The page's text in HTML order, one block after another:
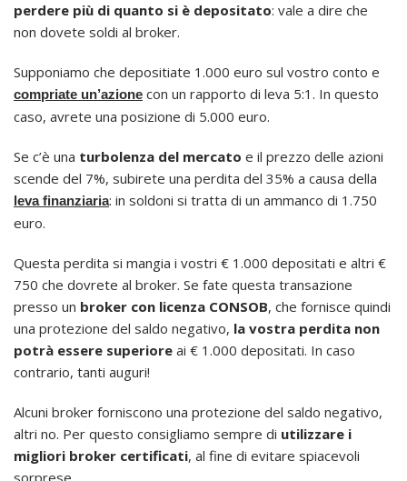
perdere più di quanto si è depositato: vale a dire che
non dovete soldi al broker.
Supponiamo che depositiate 1.000 euro sul vostro conto e
compriate un’azione con un rapporto di leva 5:1. In questo
caso, avrete una posizione di 5.000 euro.
Se c’è una turbolenza del mercato e il prezzo delle azioni
scende del 7%, subirete una perdita del 35% a causa della
leva finanziaria: in soldoni si tratta di un ammanco di 1.750
euro.
Questa perdita si mangia i vostri € 1.000 depositati e altri €
750 che dovrete al broker. Se fate questa transazione
presso un broker con licenza CONSOB, che fornisce quindi
una protezione del saldo negativo, la vostra perdita non
potrà essere superiore ai € 1.000 depositati. In caso
contrario, tanti auguri!
Alcuni broker forniscono una protezione del saldo negativo,
altri no. Per questo consigliamo sempre di utilizzare i
migliori broker certificati, al fine di evitare spiacevoli